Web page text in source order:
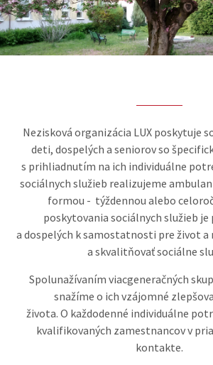
Nezisková organizácia LUX poskytuje
deti, dospelých a seniorov so
s prihliadnutím na ich individuálne
sociálnych služieb realizujeme
formou - týždennou alebo
poskytovania sociálnych služieb
a dospelých k samostatnosti pre život a
a skvalitňovať sociálne
Spolunažívaním viacgeneračných
snažíme o ich vzájomné
života. O každodenné individuálne
kvalifikovaných zamestnancov v
kontakte.